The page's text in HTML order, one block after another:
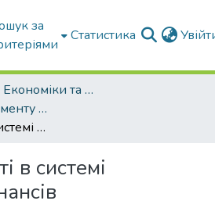
за
Статистика
Факультет Економіки та бізнесу
Кафедра Менеджменту та публічного адміністрування
Бюджет участі в системі публічних фінансів
в системі